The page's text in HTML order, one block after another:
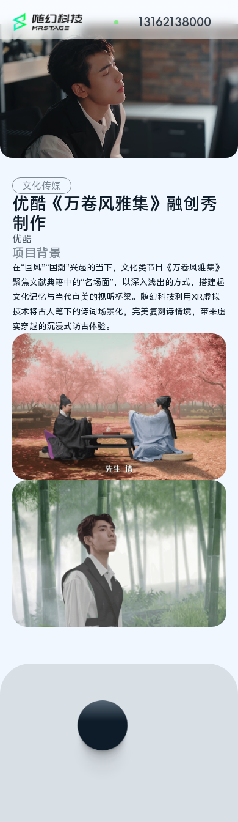
文化传媒
优酷《万卷风雅集》融创秀
制作
优酷
项目背景
在“国风”“国潮”兴起的当下，文化类节目《万卷风雅集》
聚焦文献典籍中的“名场面”，以深入浅出的方式，搭建起
文化记忆与当代审美的视听桥梁。随幻科技利用XR虚拟
技术将古人笔下的诗词场景化，完美复刻诗情境，带来虚
实穿越的沉浸式访古体验。
13162138000